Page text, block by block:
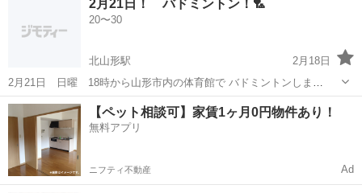
たのお仕事探しをしっかりサ...
2月21日！ バドミントン！🏸
20〜30
北山形駅
2月18日
2月21日 日曜 18時から山形市内の体育館で バドミントンしま
す！！🙌 経験者もいますが、未経験者の方も多いので 参加しやすい形
になってます！ バドミントンしてみたい、興味あるなって方いたら コ
メントしてください👋
山形 山形市 北山形駅 バドミントン 体育館
【ペット相談可】家賃1ヶ月0円物件あり！
無料アプリ
ニフティ不動産 Ad